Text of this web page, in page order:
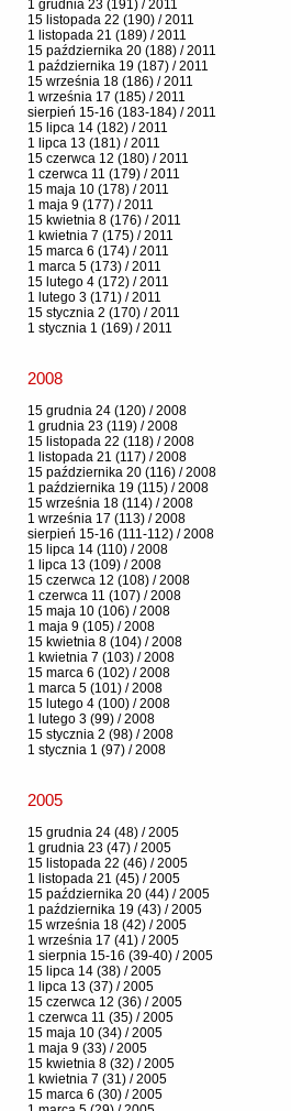
1 grudnia 23 (191) / 2011
15 listopada 22 (190) / 2011
1 listopada 21 (189) / 2011
15 października 20 (188) / 2011
1 października 19 (187) / 2011
15 września 18 (186) / 2011
1 września 17 (185) / 2011
sierpień 15-16 (183-184) / 2011
15 lipca 14 (182) / 2011
1 lipca 13 (181) / 2011
15 czerwca 12 (180) / 2011
1 czerwca 11 (179) / 2011
15 maja 10 (178) / 2011
1 maja 9 (177) / 2011
15 kwietnia 8 (176) / 2011
1 kwietnia 7 (175) / 2011
15 marca 6 (174) / 2011
1 marca 5 (173) / 2011
15 lutego 4 (172) / 2011
1 lutego 3 (171) / 2011
15 stycznia 2 (170) / 2011
1 stycznia 1 (169) / 2011
2008
15 grudnia 24 (120) / 2008
1 grudnia 23 (119) / 2008
15 listopada 22 (118) / 2008
1 listopada 21 (117) / 2008
15 października 20 (116) / 2008
1 października 19 (115) / 2008
15 września 18 (114) / 2008
1 września 17 (113) / 2008
sierpień 15-16 (111-112) / 2008
15 lipca 14 (110) / 2008
1 lipca 13 (109) / 2008
15 czerwca 12 (108) / 2008
1 czerwca 11 (107) / 2008
15 maja 10 (106) / 2008
1 maja 9 (105) / 2008
15 kwietnia 8 (104) / 2008
1 kwietnia 7 (103) / 2008
15 marca 6 (102) / 2008
1 marca 5 (101) / 2008
15 lutego 4 (100) / 2008
1 lutego 3 (99) / 2008
15 stycznia 2 (98) / 2008
1 stycznia 1 (97) / 2008
2005
15 grudnia 24 (48) / 2005
1 grudnia 23 (47) / 2005
15 listopada 22 (46) / 2005
1 listopada 21 (45) / 2005
15 października 20 (44) / 2005
1 października 19 (43) / 2005
15 września 18 (42) / 2005
1 września 17 (41) / 2005
1 sierpnia 15-16 (39-40) / 2005
15 lipca 14 (38) / 2005
1 lipca 13 (37) / 2005
15 czerwca 12 (36) / 2005
1 czerwca 11 (35) / 2005
15 maja 10 (34) / 2005
1 maja 9 (33) / 2005
15 kwietnia 8 (32) / 2005
1 kwietnia 7 (31) / 2005
15 marca 6 (30) / 2005